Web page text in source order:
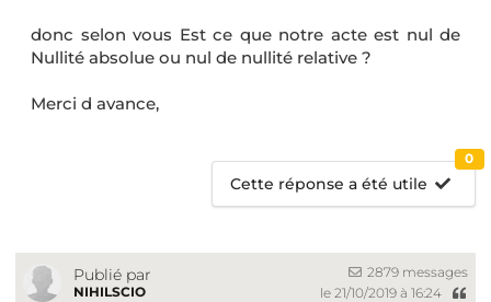
donc selon vous Est ce que notre acte est nul de
Nullité absolue ou nul de nullité relative ?
Merci d avance,
Cette réponse a été utile
0
Publié par
NIHILSCIO
2879 messages
le 21/10/2019 à 16:24